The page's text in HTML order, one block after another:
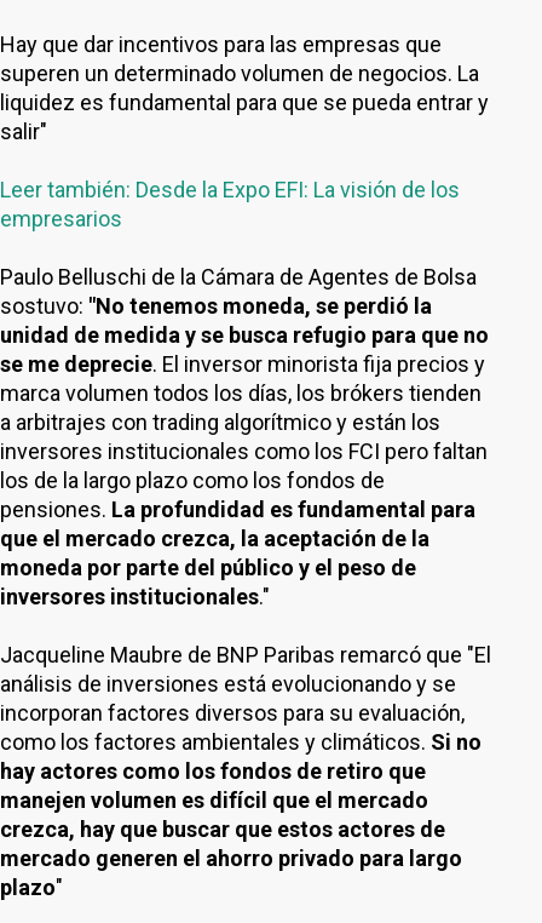
Hay que dar incentivos para las empresas que
superen un determinado volumen de negocios. La
liquidez es fundamental para que se pueda entrar y
salir"
Leer también: Desde la Expo EFI: La visión de los
empresarios
Paulo Belluschi de la Cámara de Agentes de Bolsa
sostuvo: "No tenemos moneda, se perdió la
unidad de medida y se busca refugio para que no
se me deprecie. El inversor minorista fija precios y
marca volumen todos los días, los brókers tienden
a arbitrajes con trading algorítmico y están los
inversores institucionales como los FCI pero faltan
los de la largo plazo como los fondos de
pensiones. La profundidad es fundamental para
que el mercado crezca, la aceptación de la
moneda por parte del público y el peso de
inversores institucionales."
Jacqueline Maubre de BNP Paribas remarcó que "El
análisis de inversiones está evolucionando y se
incorporan factores diversos para su evaluación,
como los factores ambientales y climáticos. Si no
hay actores como los fondos de retiro que
manejen volumen es difícil que el mercado
crezca, hay que buscar que estos actores de
mercado generen el ahorro privado para largo
plazo"